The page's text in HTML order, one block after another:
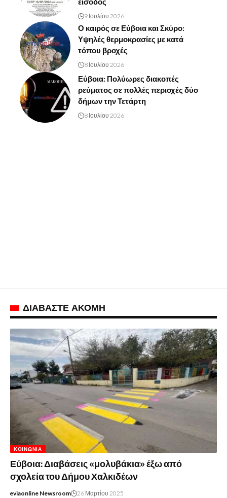
είσοδος
9 Ιουλίου 2026
Ο καιρός σε Εύβοια και Σκύρο:
Υψηλές θερμοκρασίες με κατά
τόπου βροχές
8 Ιουλίου 2026
Εύβοια: Πολύωρες διακοπές
ρεύματος σε πολλές περιοχές δύο
δήμων την Τετάρτη
8 Ιουλίου 2026
ΔΙΑΒΑΣΤΕ ΑΚΟΜΗ
ΚΟΙΝΩΝΊΑ
Εύβοια: Διαβάσεις «μολυβάκια» έξω από
σχολεία του Δήμου Χαλκιδέων
eviaonline Newsroom 26 Μαρτίου 2025